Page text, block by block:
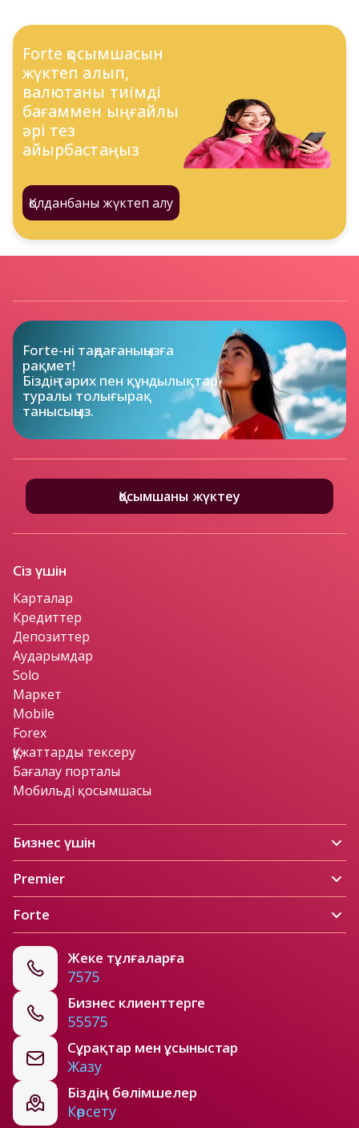
Forte қосымшасын
жүктеп алып,
валютаны тиімді
бағаммен ыңғайлы
әрі тез
айырбастаңыз
Қолданбаны жүктеп алу
Forte-ні таңдағаныңызға
рақмет!
Біздің тарих пен құндылықтар
туралы толығырақ
танысыңыз.
Қосымшаны жүктеу
Жеке тұлғаларға
7575
Бизнес клиенттерге
55575
Сұрақтар мен ұсыныстар
Жазу
Біздің бөлімшелер
Көрсету
Сіз үшін
Карталар
Кредиттер
Депозиттер
Аударымдар
Solo
Маркет
Mobile
Forex
Құжаттарды тексеру
Бағалау порталы
Мобильді қосымшасы
Бизнес үшін
Premier
Forte